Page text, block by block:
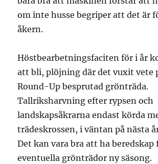
om inte husse begriper att det är
åkern.
Höstbearbetningsfaciten för i år
att bli, plöjning där det vuxit vete
Round-Up besprutad grönträda.
Tallriksharvning efter rypsen och
landskapsåkrarna endast körda
trädeskrossen, i väntan på nästa
Det kan vara bra att ha beredskap
eventuella grönträdor ny säsong.